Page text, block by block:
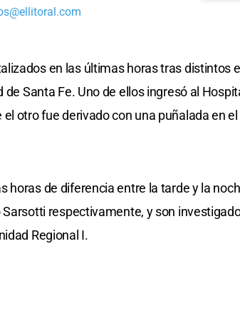
en las últimas horas tras distintos
Santa Fe. Uno de ellos ingresó al
otro fue derivado con una puñalada en
horas de diferencia entre la tarde y la
respectivamente, y son
Regional I.